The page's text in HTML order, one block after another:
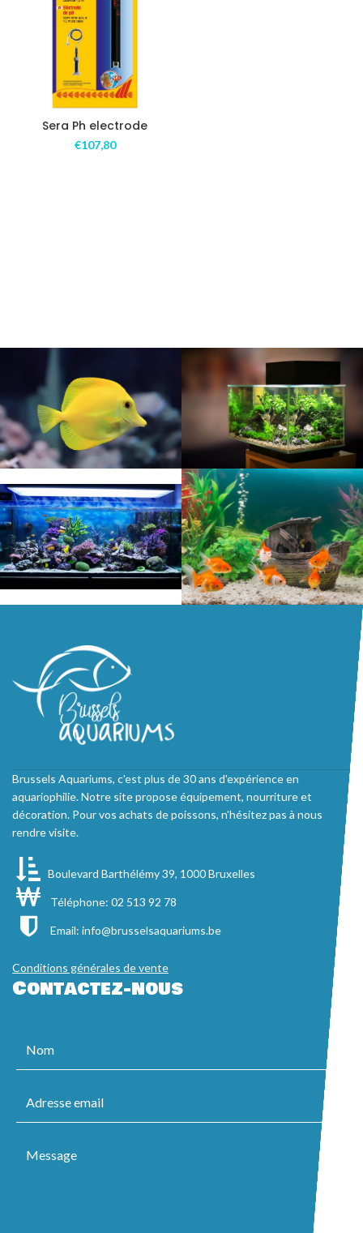
Sera Ph electrode
€107,80
Brussels Aquariums, c'est plus de 30 ans d'expérience en
aquariophilie. Notre site propose équipement, nourriture et
décoration. Pour vos achats de poissons, n'hésitez pas à nous
rendre visite.
Boulevard Barthélémy 39, 1000 Bruxelles
Téléphone: 02 513 92 78
Email: info@brusselsaquariums.be
Conditions générales de vente
Contactez-nous